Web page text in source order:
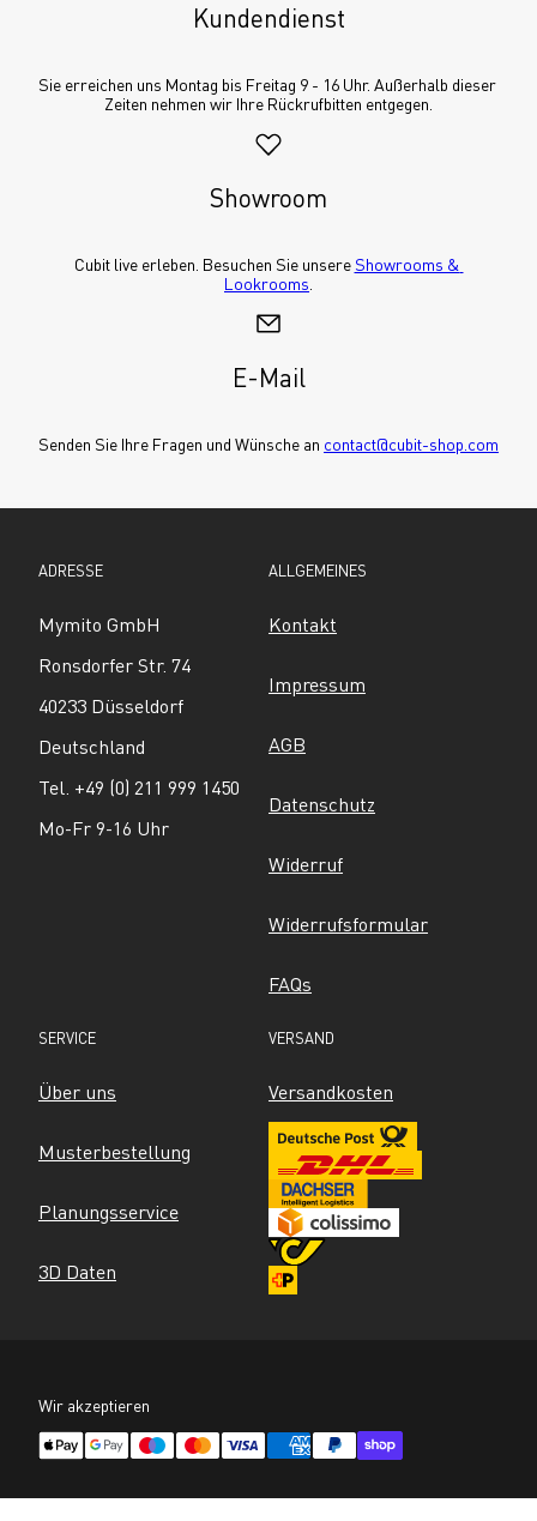
Kundendienst
Sie erreichen uns Montag bis Freitag 9 - 16 Uhr. Außerhalb dieser
Zeiten nehmen wir Ihre Rückrufbitten entgegen.
Showroom
Cubit live erleben. Besuchen Sie unsere Showrooms &
Lookrooms
E-Mail
Senden Sie Ihre Fragen und Wünsche an contact@cubit-shop.com
ADRESSE
Mymito GmbH
Ronsdorfer Str. 74
40233 Düsseldorf
Deutschland
Tel. +49 (0) 211 999 1450
Mo-Fr 9-16 Uhr
ALLGEMEINES
Kontakt
Impressum
AGB
Datenschutz
Widerruf
Widerrufsformular
FAQs
SERVICE
Über uns
Musterbestellung
Planungsservice
3D Daten
VERSAND
Versandkosten
Wir akzeptieren